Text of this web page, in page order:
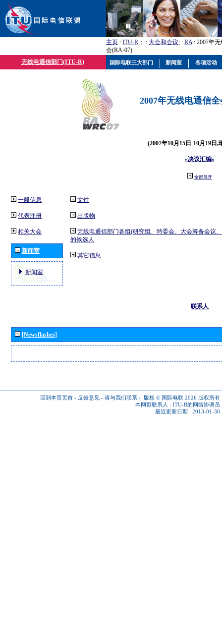
主页 : ITU-R ； : 大会和会议; : RA: 2007年
会(RA-07)
无线电通信部门(ITU-R)
2007年无线电通信
(2007年10月15日-10月19日,
«决议汇编»
全部展开
一般信息
代表注册
相关大会
新闻室
新闻室
文件
出版物
无线电通信部门各组(研究组、特委会、大会筹备会议
的候选人
其它信息
联系人
[Newsflashes]
回到本页页首 - 反馈意见 - 请与我们联系 - 版权 © 国际电联 2026 版权所有
本网页联系人 : ITU-R的网络协调员
最近更新日期 : 2013-01-30
国际电联三大部门 新闻室 各项活动